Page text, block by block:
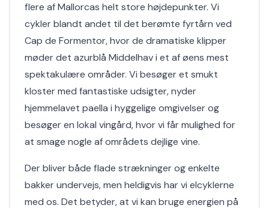
flere af Mallorcas helt store højdepunkter. Vi
cykler blandt andet til det berømte fyrtårn ved
Cap de Formentor, hvor de dramatiske klipper
møder det azurblå Middelhav i et af øens mest
spektakulære områder. Vi besøger et smukt
kloster med fantastiske udsigter, nyder
hjemmelavet paella i hyggelige omgivelser og
besøger en lokal vingård, hvor vi får mulighed for
at smage nogle af områdets dejlige vine.
Der bliver både flade strækninger og enkelte
bakker undervejs, men heldigvis har vi elcyklerne
med os. Det betyder, at vi kan bruge energien på